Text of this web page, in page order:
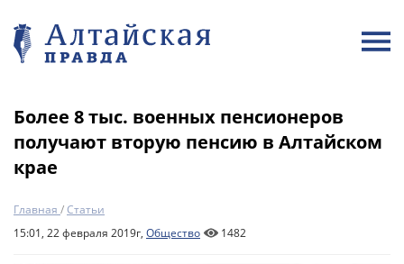
Более 8 тыс. военных пенсионеров
получают вторую пенсию в Алтайском
крае
Главная /Статьи
15:01, 22 февраля 2019г, Общество 1482